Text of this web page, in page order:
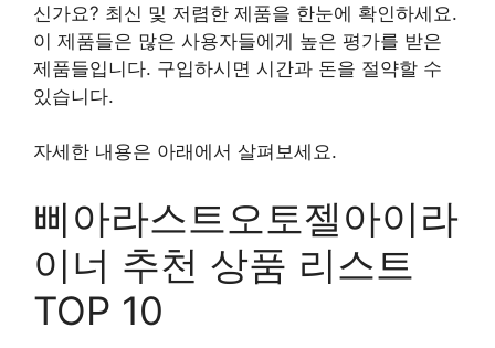
신가요? 최신 및 저렴한 제품을 한눈에 확인하세요.
이 제품들은 많은 사용자들에게 높은 평가를 받은
제품들입니다. 구입하시면 시간과 돈을 절약할 수
있습니다.
자세한 내용은 아래에서 살펴보세요.
삐아라스트오토젤아이라
이너 추천 상품 리스트
TOP 10